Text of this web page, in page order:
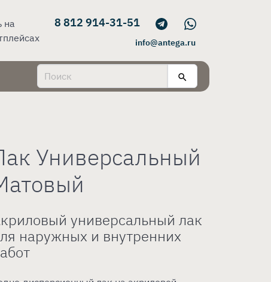
на
8 812 914-31-51
info@antega.ru
Универсальный
универсальный лак
наружных и внутренних